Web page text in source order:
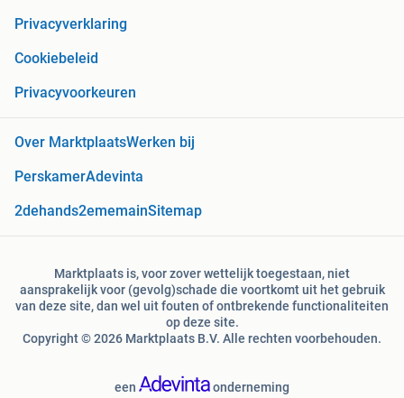
Privacyverklaring
Cookiebeleid
Privacyvoorkeuren
Over MarktplaatsWerken bij
PerskamerAdevinta
2dehands2ememainSitemap
Marktplaats is, voor zover wettelijk toegestaan, niet
aansprakelijk voor (gevolg)schade die voortkomt uit het gebruik
van deze site, dan wel uit fouten of ontbrekende functionaliteiten
op deze site.
Copyright © 2026 Marktplaats B.V. Alle rechten voorbehouden.
een onderneming